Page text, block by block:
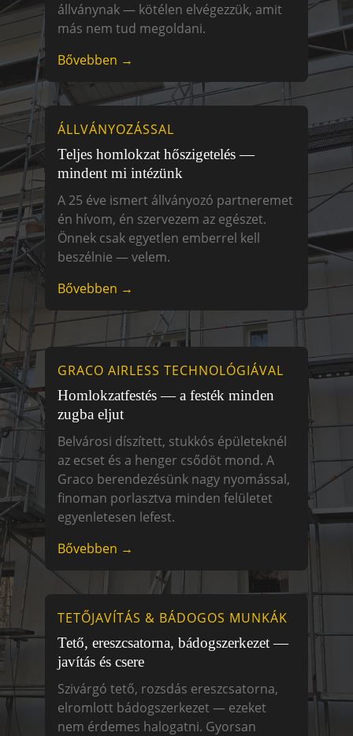
állványnak — kötélen elvégezzük, amit
más nem tud megoldani.
Bővebben →
ÁLLVÁNYOZÁSSAL
Teljes homlokzat hőszigetelés —
mindent mi intézünk
A 25 éve ismert állványozó partneremet
én hívom, én szervezem az egészet.
Önnek csak egyetlen emberrel kell
beszélnie — velem.
Bővebben →
GRACO AIRLESS TECHNOLÓGIÁVAL
Homlokzatfestés — a festék minden
zugba eljut
Belvárosi díszített, stukkós épületeknél
az ecset és a henger csődöt mond. A
Graco berendezésünk nagy nyomással,
finoman porlasztva minden felületet
egyenletesen lefest.
Bővebben →
TETŐJAVÍTÁS & BÁDOGOS MUNKÁK
Tető, ereszcsatorna, bádogszerkezet —
javítás és csere
Szivárgó tető, rozsdás ereszcsatorna,
elromlott bádogszerkezet — ezeket
nem érdemes halogatni. Gyorsan